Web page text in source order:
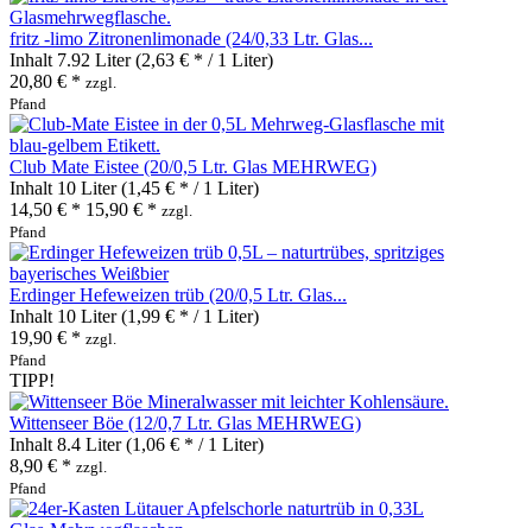
fritz -limo Zitronenlimonade (24/0,33 Ltr. Glas...
Inhalt 7.92 Liter(2,63 € * / 1 Liter)
20,80 € * zzgl.
Pfand
Club Mate Eistee (20/0,5 Ltr. Glas MEHRWEG)
Inhalt 10 Liter(1,45 € * / 1 Liter)
14,50 € * 15,90 € * zzgl.
Pfand
Erdinger Hefeweizen trüb (20/0,5 Ltr. Glas...
Inhalt 10 Liter(1,99 € * / 1 Liter)
19,90 € * zzgl.
Pfand
TIPP!
Wittenseer Böe (12/0,7 Ltr. Glas MEHRWEG)
Inhalt 8.4 Liter(1,06 € * / 1 Liter)
8,90 € * zzgl.
Pfand